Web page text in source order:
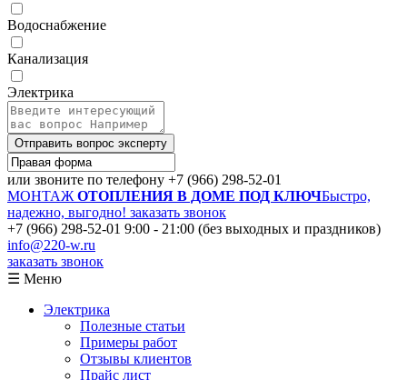
Водоснабжение
Канализация
Электрика
Отправить вопрос эксперту
или звоните по телефону +7 (966) 298-52-01
МОНТАЖ ОТОПЛЕНИЯ В ДОМЕ ПОД КЛЮЧБыстро,
надежно, выгодно! заказать звонок
+7 (966) 298-52-01 9:00 - 21:00 (без выходных и праздников)
info@220-w.ru
заказать звонок
☰ Меню
Электрика
Полезные статьи
Примеры работ
Отзывы клиентов
Прайс лист